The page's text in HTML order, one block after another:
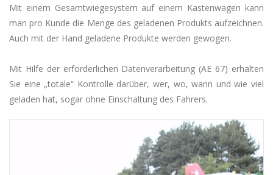
Mit einem Gesamtwiegesystem auf einem Kastenwagen kann
man pro Kunde die Menge des geladenen Produkts aufzeichnen.
Auch mit der Hand geladene Produkte werden gewogen.
Mit Hilfe der erforderlichen Datenverarbeitung (AE 67) erhalten
Sie eine „totale“ Kontrolle darüber, wer, wo, wann und wie viel
geladen hat, sogar ohne Einschaltung des Fahrers.